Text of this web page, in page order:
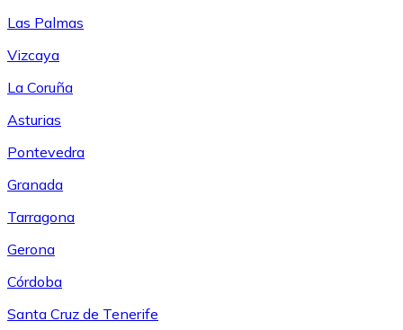
Las Palmas
Vizcaya
La Coruña
Asturias
Pontevedra
Granada
Tarragona
Gerona
Córdoba
Santa Cruz de Tenerife